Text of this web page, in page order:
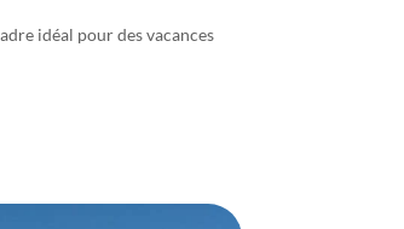
idéal pour des vacances